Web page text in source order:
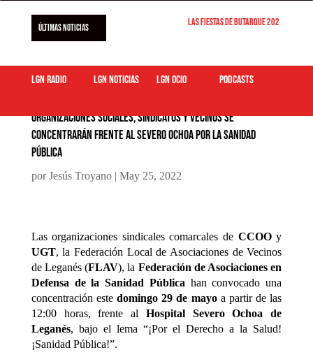
ÚLTIMAS NOTICIAS Las Fiestas de Butarque 2026
LGN Radio LGN Noticias LGN ocio podcasts
Organizaciones sociales, sindicatos y vecinos se
concentrarán frente al Severo Ochoa por la sanidad
pública
porJesús Troyano| May 25, 2022
Las organizaciones sindicales comarcales de CCOOy
UGT, la Federación Local de Asociaciones de Vecinos
de Leganés (FLAV), la Federación de Asociaciones en
Defensa de la Sanidad Pública han convocado una
concentración estedomingo 29 de mayoa partir de las
12:00 horas, frente al Hospital Severo Ochoa de
Leganés, bajo el lema “¡Por el Derecho a la Salud!
¡Sanidad Pública!”.